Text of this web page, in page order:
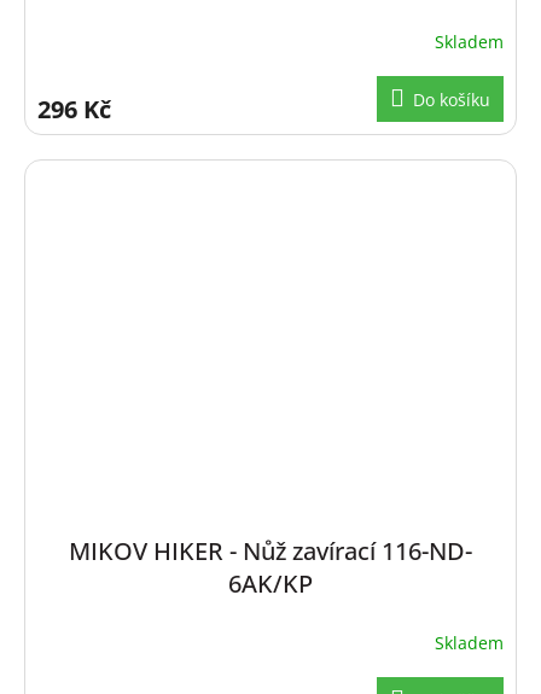
Skladem
296 Kč Do košíku
MIKOV HIKER - Nůž zavírací 116-ND-
6AK/KP
Skladem